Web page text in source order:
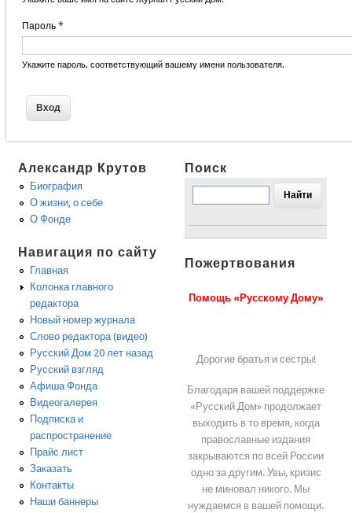
Пароль *
Укажите пароль, соответствующий вашему имени пользователя.
Александр Крутов
Биография
О жизни, о себе
О Фонде
Навигация по сайту
Главная
Колонка главного
редактора
Новый номер журнала
Слово редактора (видео)
Русский Дом 20 лет назад
Русский взгляд
Афиша Фонда
Видеогалерея
Подписка и
распространение
Прайс лист
Заказать
Контакты
Наши баннеры
Поиск
Пожертвования
Помощь «Русскому Дому»
Дорогие братья и сестры!
Благодаря вашей поддержке
«Русский Дом» продолжает
выходить в то время, когда
православные издания
закрываются по всей России
одно за другим. Увы, кризис
не миновал никого. Мы
нуждаемся в вашей помощи.